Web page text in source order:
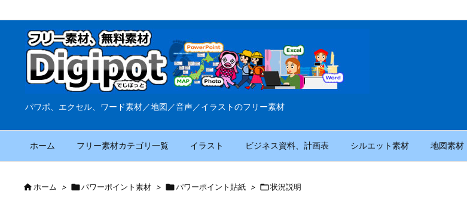
パワポ、エクセル、ワード素材／地図／音声／イラストのフリー素材
ホーム フリー素材カテゴリ一覧 イラスト ビジネス資料、計画表 シルエット素材 地図素材
ホーム > パワーポイント素材 > パワーポイント貼紙 > 状況説明